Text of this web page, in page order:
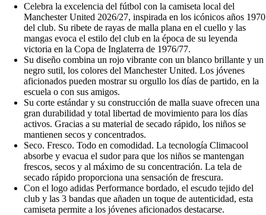
Celebra la excelencia del fútbol con la camiseta local del
Manchester United 2026/27, inspirada en los icónicos años 1970
del club. Su ribete de rayas de malla plana en el cuello y las
mangas evoca el estilo del club en la época de su leyenda
victoria en la Copa de Inglaterra de 1976/77.
Su diseño combina un rojo vibrante con un blanco brillante y un
negro sutil, los colores del Manchester United. Los jóvenes
aficionados pueden mostrar su orgullo los días de partido, en la
escuela o con sus amigos.
Su corte estándar y su construcción de malla suave ofrecen una
gran durabilidad y total libertad de movimiento para los días
activos. Gracias a su material de secado rápido, los niños se
mantienen secos y concentrados.
Seco. Fresco. Todo en comodidad. La tecnología Climacool
absorbe y evacua el sudor para que los niños se mantengan
frescos, secos y al máximo de su concentración. La tela de
secado rápido proporciona una sensación de frescura.
Con el logo adidas Performance bordado, el escudo tejido del
club y las 3 bandas que añaden un toque de autenticidad, esta
camiseta permite a los jóvenes aficionados destacarse.